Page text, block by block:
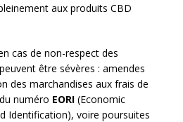
aux produits CBD
cas de non-respect des
être sévères : amendes
des marchandises aux frais de
numéro EORI (Economic
Identification), voire poursuites